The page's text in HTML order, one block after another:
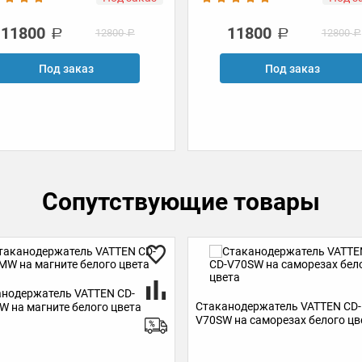
11800 12800
Под заказ
11800 12800
Под заказ
Сопутствующие товары
VATTEN CD-
на саморезах белого цвета